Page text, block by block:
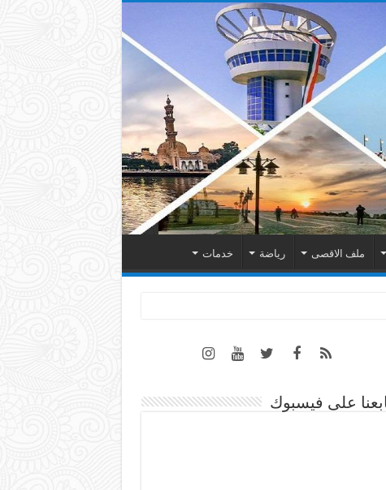
ملف الاقصى رياضة خدمات
على فيسبوك